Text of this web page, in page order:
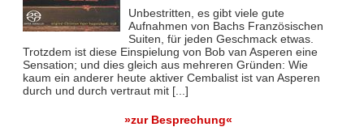
Unbestritten, es gibt viele gute
Aufnahmen von Bachs Französischen
Suiten, für jeden Geschmack etwas.
Trotzdem ist diese Einspielung von Bob van Asperen eine
Sensation; und dies gleich aus mehreren Gründen: Wie
kaum ein anderer heute aktiver Cembalist ist van Asperen
durch und durch vertraut mit [...]
»zur Besprechung«